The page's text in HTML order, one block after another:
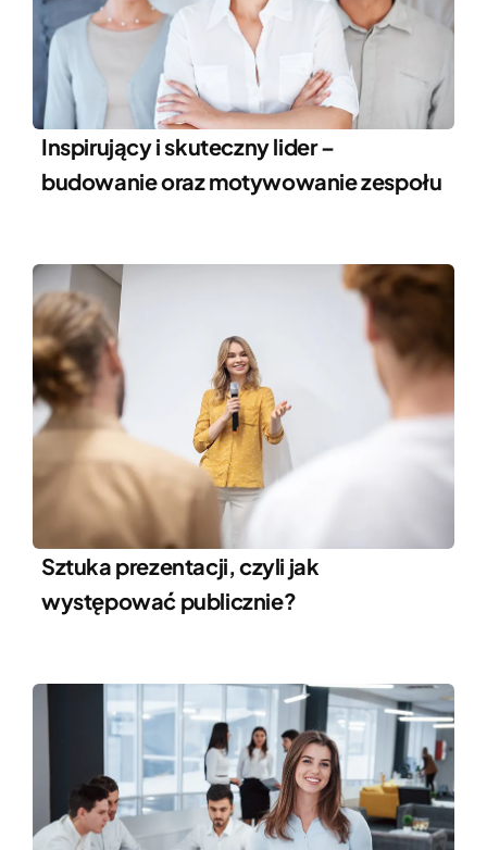
Inspirujący i skuteczny lider –
budowanie oraz motywowanie zespołu
Sztuka prezentacji, czyli jak
występować publicznie?